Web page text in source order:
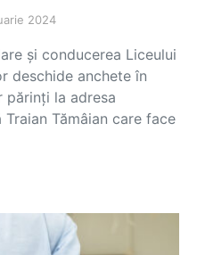
2024
și conducerea Liceului
deschide anchete în
părinți la adresa
Tămâian care face